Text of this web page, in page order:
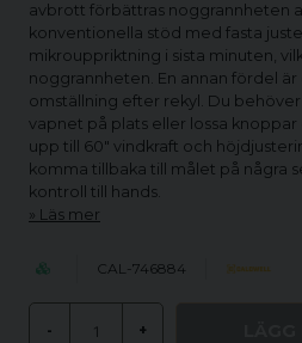
avbrott förbättras noggrannheten
konventionella stöd med fasta
mikrouppriktning i sista minuten,
noggrannheten. En annan fördel
omställning efter rekyl. Du
vapnet på plats eller lossa knoppar
upp till 60" vindkraft och
komma tillbaka till målet på några
kontroll till hands.
Läs mer
CAL-746884
- +